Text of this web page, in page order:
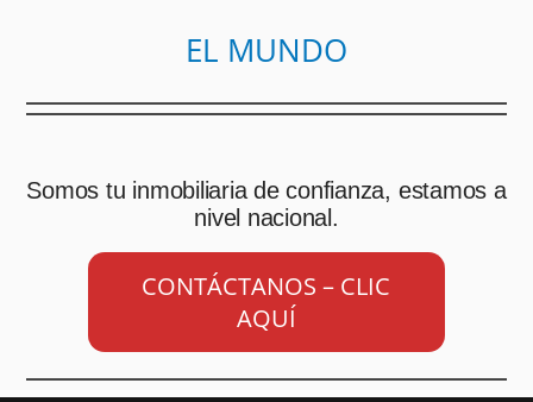
EL MUNDO
Somos tu inmobiliaria de confianza, estamos a
nivel nacional.
CONTÁCTANOS – CLIC
AQUÍ